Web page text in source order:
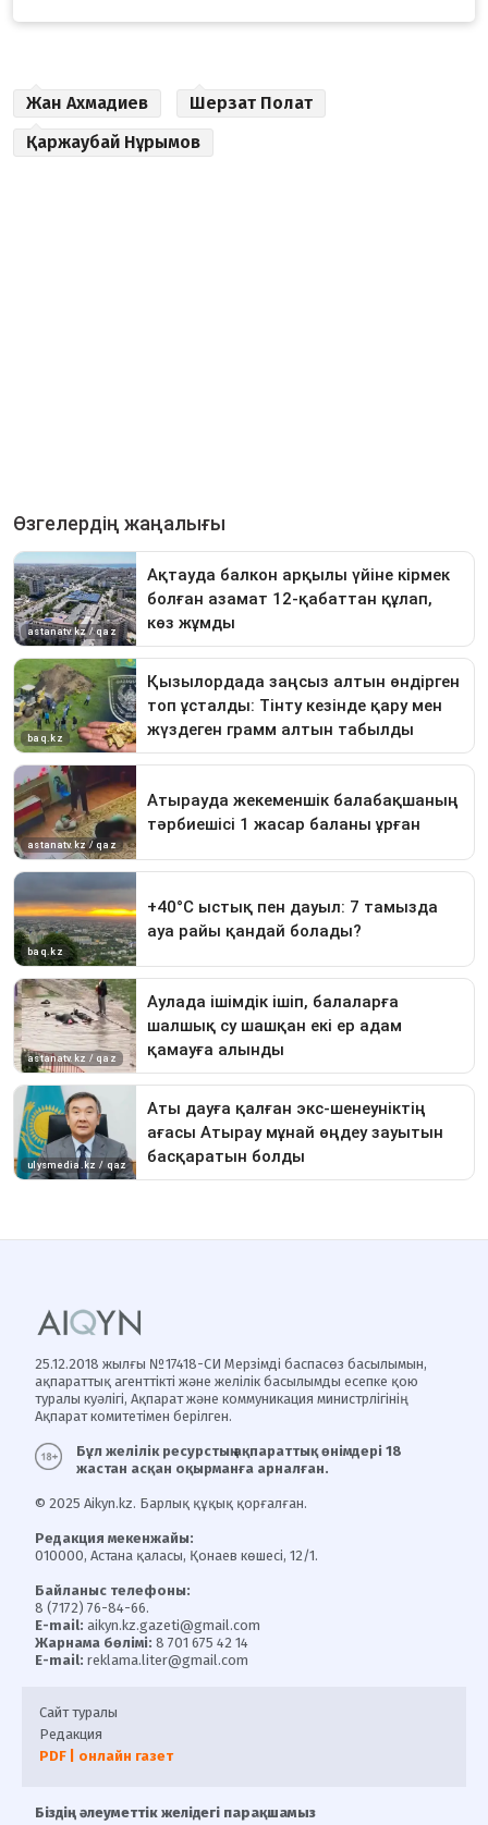
Жан Ахмадиев
Шерзат Полат
Қаржаубай Нұрымов
25.12.2018 жылғы №17418-СИ Мерзімді баспасөз басылымын,
ақпараттық агенттікті және желілік басылымды есепке қою
туралы куәлігі, Ақпарат және коммуникация министрлігінің
Ақпарат комитетімен берілген.
Бұл желілік ресурстың ақпараттық өнімдері 18
жастан асқан оқырманға арналған.
© 2025 Aikyn.kz. Барлық құқық қорғалған.
Редакция мекенжайы:
010000, Астана қаласы, Қонаев көшесі, 12/1.
Байланыс телефоны:
8 (7172) 76-84-66.
E-mail: aikyn.kz.gazeti@gmail.com
Жарнама бөлімі: 8 701 675 42 14
E-mail: reklama.liter@gmail.com
Сайт туралы
Редакция
PDF | онлайн газет
Біздің әлеуметтік желідегі парақшамыз